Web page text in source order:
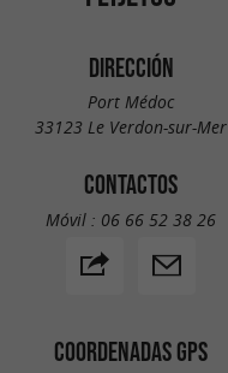
DIRECCIÓN
Port Médoc
33123 Le Verdon-sur-Mer
CONTACTOS
Móvil : 06 66 52 38 26
COORDENADAS GPS